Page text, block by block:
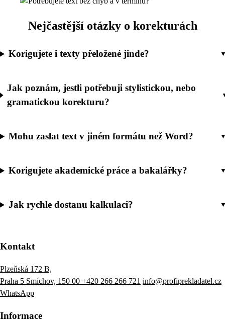
Nejčastější otázky o korekturách
Korigujete i texty přeložené jinde?
Jak poznám, jestli potřebuji stylistickou, nebo
gramatickou korekturu?
Mohu zaslat text v jiném formátu než Word?
Korigujete akademické práce a bakalářky?
Jak rychle dostanu kalkulaci?
Kontakt
Plzeňská 172 B,
Praha 5 Smíchov, 150 00 +420 266 266 721 info@profiprekladatel.cz
WhatsApp
Informace